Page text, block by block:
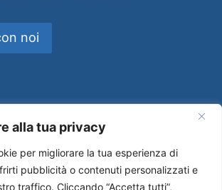
alla tua privacy
per migliorare la tua esperienza di
pubblicità o contenuti personalizzati e
traffico. Cliccando “Accetta tutti”,
noi